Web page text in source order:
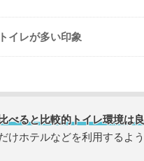
イレが多い印象
べると比較的トイレ環境は
ホテルなどを利用するよう